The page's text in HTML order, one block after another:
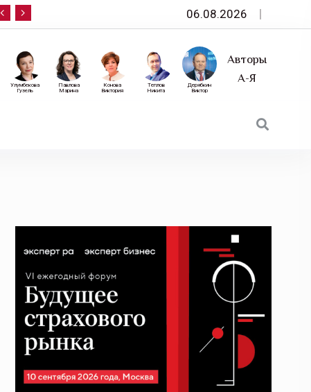
10 сентября — «Эксперт РА» приглашает на
06.08.2026
Авторы
А-Я
Дерябкин
Виктор
Теплов
Никита
Конова
Виктория
Павлова
Марина
Улумбекова
Гузель